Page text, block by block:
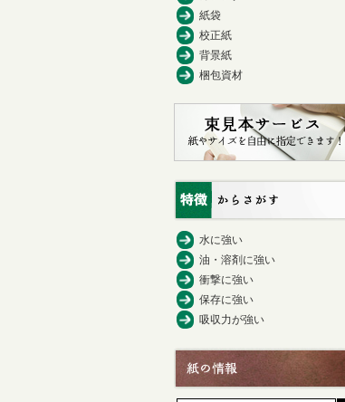
紙袋
校正紙
背景紙
梱包資材
水に強い
油・溶剤に強い
衝撃に強い
保存に強い
吸収力が強い